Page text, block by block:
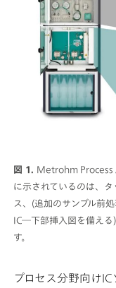
図 1. Metrohm Process
に示されているのは、タ
ス、(追加のサンプル前
IC―下部挿入図を備える
す。
プロセス分野向け